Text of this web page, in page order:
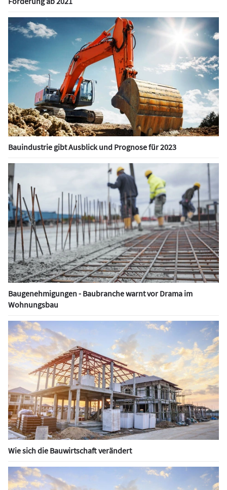
Bauindustrie gibt Ausblick und Prognose für 2023
Baugenehmigungen - Baubranche warnt vor Drama im
Wohnungsbau
Wie sich die Bauwirtschaft verändert